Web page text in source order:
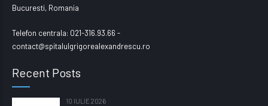
Bucuresti, Romania
Telefon centrala: 021-316.93.66 -
contact@spitalulgrigorealexandrescu.ro
Recent Posts
10 IULIE 2026